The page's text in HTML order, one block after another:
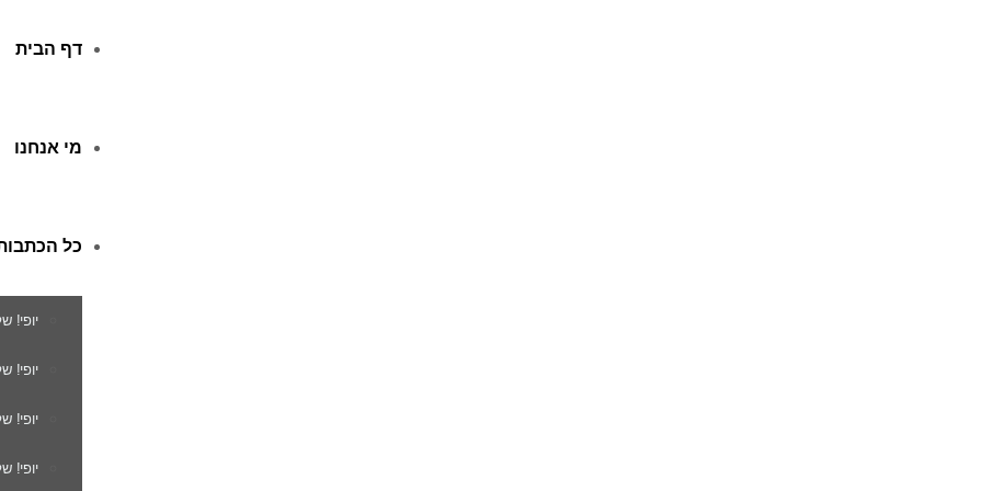
דף הבית
מי אנחנו
כל
יופי!
יופי!
יופי!
יופי!